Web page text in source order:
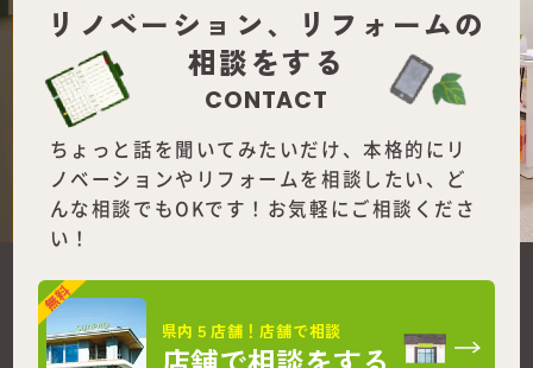
リノベーション、
リフォームの
相談をする
CONTACT
ちょっと話を聞いてみたいだけ、本格的にリ
ノベーションやリフォームを相談したい、ど
んな相談でもOKです！お気軽にご相談くださ
い！
県内５店舗！店舗で相談